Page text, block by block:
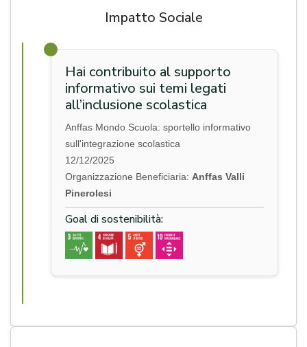
Impatto Sociale
Hai contribuito al supporto
informativo sui temi legati
all’inclusione scolastica
Anffas Mondo Scuola: sportello informativo
sull'integrazione scolastica
12/12/2025
Organizzazione Beneficiaria: Anffas Valli
Pinerolesi
Goal di sostenibilità: